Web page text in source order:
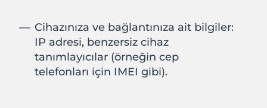
Cihazınıza ve bağlantınıza ait bilgiler:
IP adresi, benzersiz cihaz
tanımlayıcılar (örneğin cep
telefonları için IMEI gibi).